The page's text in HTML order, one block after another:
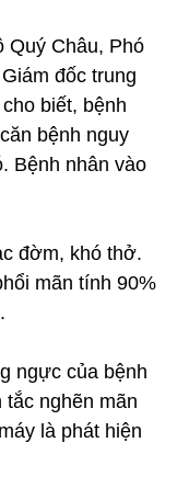
Quý Châu, Phó
đốc trung
biết, bệnh
bệnh nguy
Bệnh nhân vào
đờm, khó thở.
mãn tính 90%
ngực của bệnh
tắc nghẽn mãn
là phát hiện